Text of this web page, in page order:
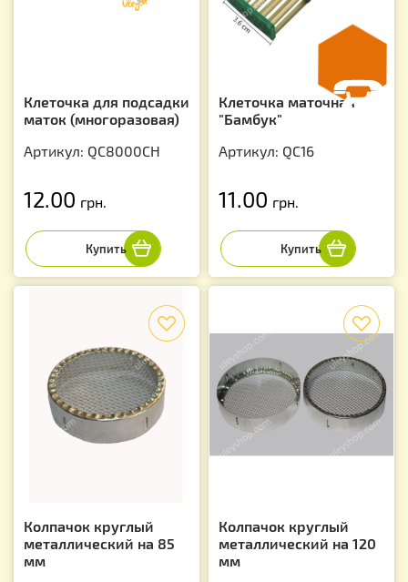
Клеточка для подсадки
маток (многоразовая)
Артикул: QC8000CH
12.00 грн.
Клеточка маточная
"Бамбук"
Артикул: QC16
11.00 грн.
Колпачок круглый
металлический на 85
мм
Колпачок круглый
металлический на 120
мм